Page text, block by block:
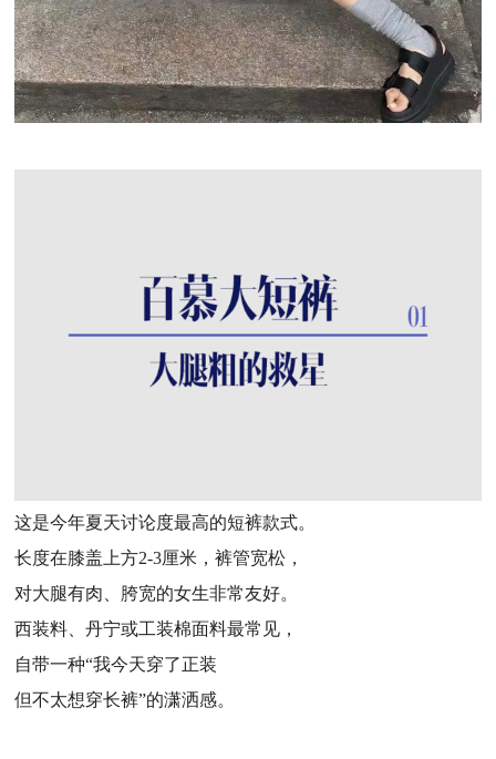
这是今年夏天讨论度最高的短裤款式。
长度在膝盖上方2-3厘米，裤管宽松，
对大腿有肉、胯宽的女生非常友好。
西装料、丹宁或工装棉面料最常见，
自带一种“我今天穿了正装
但不太想穿长裤”的潇洒感。